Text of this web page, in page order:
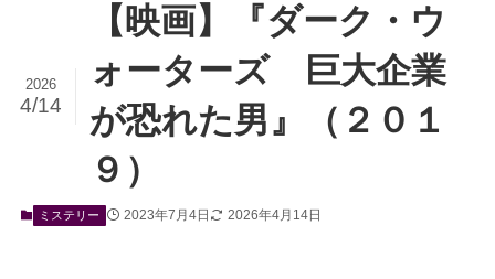
【映画】『ダーク・ウ
ォーターズ 巨大企業
が恐れた男』（２０１
９）
2026
4/14
ミステリー 2023年7月4日 2026年4月14日